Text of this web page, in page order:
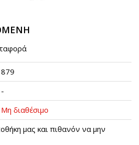
879
-
Μη διαθέσιμο
μας και πιθανόν να μην